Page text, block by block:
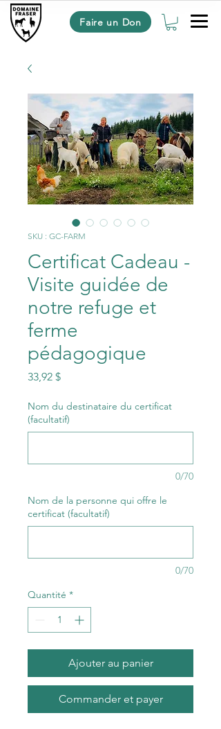
Faire un Don
SKU : GC-FARM
Certificat Cadeau -
Visite guidée de
notre refuge et
ferme
pédagogique
33,92 $Prix
Nom du destinataire du certificat
(facultatif)
0/70
Nom de la personne qui offre le
certificat (facultatif)
0/70
Quantité *
Ajouter au panier
Commander et payer